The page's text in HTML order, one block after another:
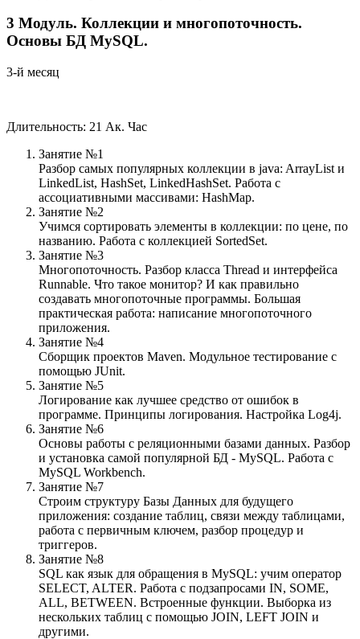
3 Модуль. Коллекции и многопоточность.
Основы БД MySQL.
3-й месяц
Длительность: 21 Ак. Час
Занятие №1
Разбор самых популярных коллекции в java: ArrayList и
LinkedList, HashSet, LinkedHashSet. Работа с
ассоциативными массивами: HashMap.
Занятие №2
Учимся сортировать элементы в коллекции: по цене, по
названию. Работа с коллекцией SortedSet.
Занятие №3
Многопоточность. Разбор класса Thread и интерфейса
Runnable. Что такое монитор? И как правильно
создавать многопоточные программы. Большая
практическая работа: написание многопоточного
приложения.
Занятие №4
Сборщик проектов Maven. Модульное тестирование с
помощью JUnit.
Занятие №5
Логирование как лучшее средство от ошибок в
программе. Принципы логирования. Настройка Log4j.
Занятие №6
Основы работы с реляционными базами данных. Разбор
и установка самой популярной БД - MySQL. Работа с
MySQL Workbench.
Занятие №7
Строим структуру Базы Данных для будущего
приложения: создание таблиц, связи между таблицами,
работа с первичным ключем, разбор процедур и
триггеров.
Занятие №8
SQL как язык для обращения в MySQL: учим оператор
SELECT, ALTER. Работа с подзапросами IN, SOME,
ALL, BETWEEN. Встроенные функции. Выборка из
нескольких таблиц с помощью JOIN, LEFT JOIN и
другими.